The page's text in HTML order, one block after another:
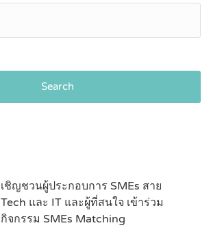
Search
เชิญชวนผู้ประกอบการ SMEs สาย
Tech และ IT และผู้ที่สนใจ เข้าร่วม
กิจกรรม SMEs Matching